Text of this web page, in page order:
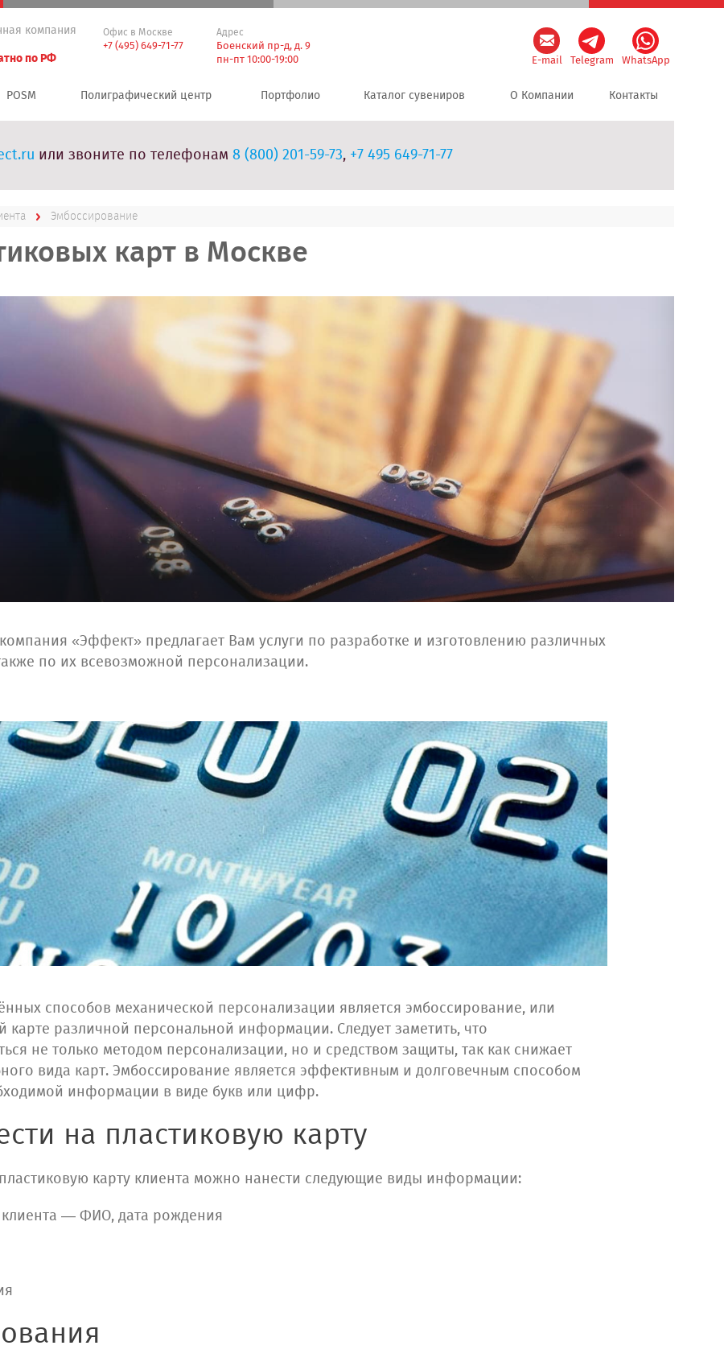
компания
по РФ
Офис в Москве
+7 (495) 649-71-77
Адрес
Боенский пр-д, д. 9
пн-пт 10:00-19:00
E-mail Telegram WhatsApp
POSM Полиграфический центр Портфолио Каталог сувениров О Компании Контакты
или звоните по телефонам 8 (800) 201-59-73, +7 495 649-71-77
Эмбоссирование
карт в Москве
«Эффект» предлагает Вам услуги по разработке и изготовлению различных
по их всевозможной персонализации.
способов механической персонализации является эмбоссирование, или
карте различной персональной информации. Следует заметить, что
не только методом персонализации, но и средством защиты, так как снижает
вида карт. Эмбоссирование является эффективным и долговечным способом
информации в виде букв или цифр.
на пластиковую карту
карту клиента можно нанести следующие виды информации:
— ФИО, дата рождения